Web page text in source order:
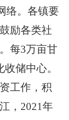
络。各镇要
励各类社
每3万亩甘
储中心。
工作，积
， 2021年